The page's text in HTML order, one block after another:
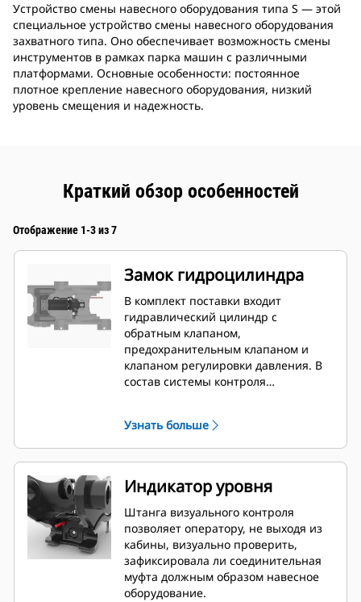
Устройство смены навесного оборудования типа S — этой
специальное устройство смены навесного оборудования
захватного типа. Оно обеспечивает возможность смены
инструментов в рамках парка машин с различными
платформами. Основные особенности: постоянное
плотное крепление навесного оборудования, низкий
уровень смещения и надежность.
Краткий обзор особенностей
Отображение 1-3 из 7
Замок гидроцилиндра
В комплект поставки входит
гидравлический цилиндр с
обратным клапаном,
предохранительным клапаном и
клапаном регулировки давления. В
состав системы контроля
встроенный в гидроцилиндр
устройства для быстрой смены
навесного оборудования. Этот
датчик обеспечивает точный и
надежный входной сигнал для
электронного процессора,
установленного внутри устройства
для быстрой смены навесного
оборудования Этот микропроцессор
обеспечивает цифровую связь с
электронным блоком управления
Узнать больше
Индикатор уровня
Штанга визуального контроля
позволяет оператору, не выходя из
кабины, визуально проверить,
зафиксировала ли соединительная
муфта должным образом навесное
оборудование.